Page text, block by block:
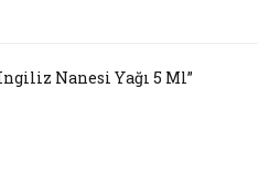
Nanesi Yağı 5 Ml”